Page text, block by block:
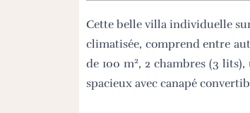
Cette belle villa individuelle
climatisée, comprend entre
de 100 m2, 2 chambres (3
spacieux avec canapé